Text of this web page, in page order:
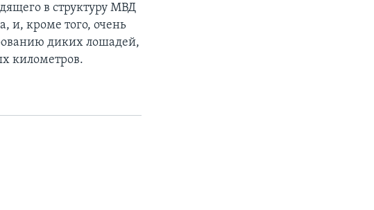
в структуру МВД
и, кроме того, очень
диких лошадей,
километров.